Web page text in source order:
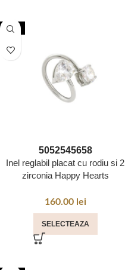
NOU
5052545658
Inel reglabil placat cu rodiu si 2
zirconia Happy Hearts
160.00 lei
SELECTEAZA